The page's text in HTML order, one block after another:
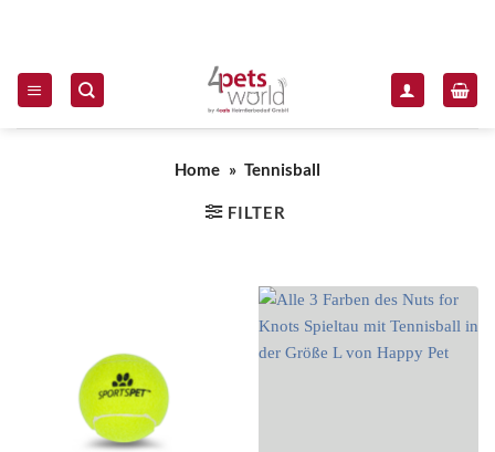
Home » Tennisball
FILTER